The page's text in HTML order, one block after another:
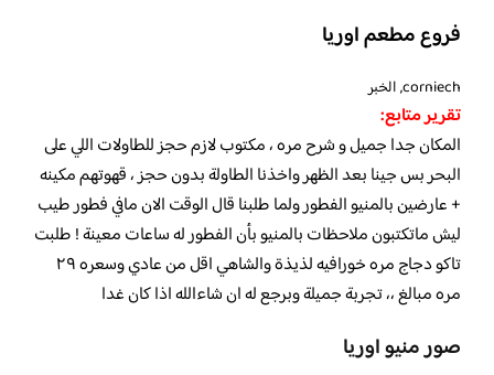
فروع مطعم اوريا
corniech, الخبر
تقرير متابع:
المكان جدا جميل و شرح مره ، مكتوب لازم حجز للطاولات اللي على
البحر بس جينا بعد الظهر واخذنا الطاولة بدون حجز ، قهوتهم مكينه
+ عارضين بالمنيو الفطور ولما طلبنا قال الوقت الان مافي فطور طيب
ليش ماتكتبون ملاحظات بالمنيو بأن الفطور له ساعات معينة ! طلبت
تاكو دجاج مره خورافيه لذيذة والشاهي اقل من عادي وسعره ٢٩
مره مبالغ ،، تجربة جميلة وبرجع له ان شاءالله اذا كان غدا
صور منيو اوريا